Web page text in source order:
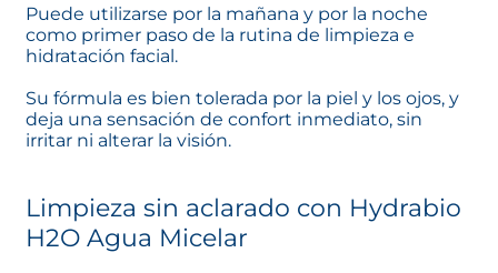
Puede utilizarse por la mañana y por la noche
como primer paso de la rutina de limpieza e
hidratación facial.
Su fórmula es bien tolerada por la piel y los ojos, y
deja una sensación de confort inmediato, sin
irritar ni alterar la visión.
Limpieza sin aclarado con Hydrabio
H2O Agua Micelar